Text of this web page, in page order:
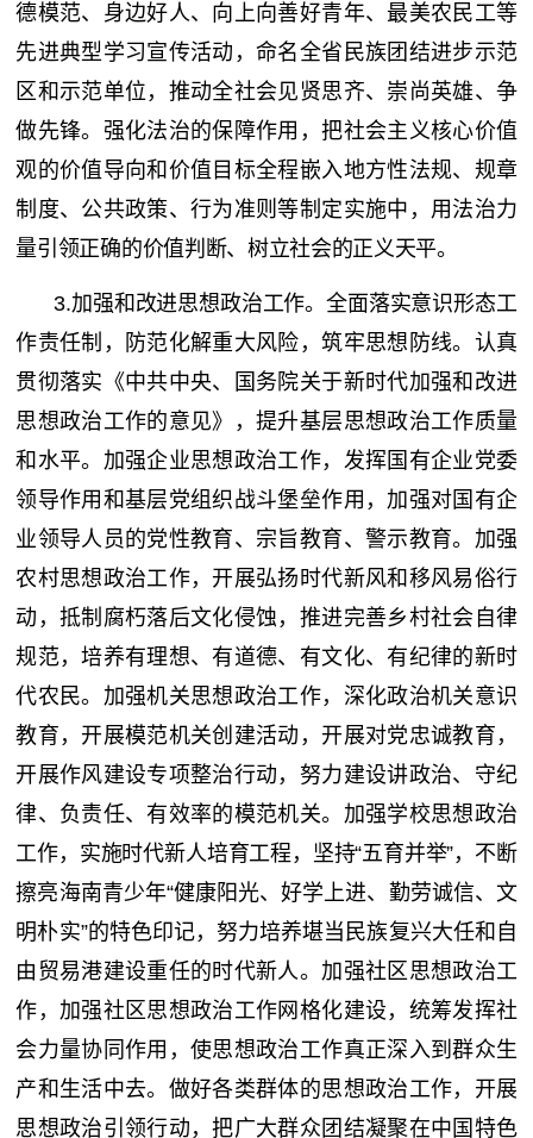
德模范、身边好人、向上向善好青年、最美农民工等
先进典型学习宣传活动，命名全省民族团结进步示范
区和示范单位，推动全社会见贤思齐、崇尚英雄、争
做先锋。强化法治的保障作用，把社会主义核心价值
观的价值导向和价值目标全程嵌入地方性法规、规章
制度、公共政策、行为准则等制定实施中，用法治力
量引领正确的价值判断、树立社会的正义天平。
3.加强和改进思想政治工作。全面落实意识形态工
作责任制，防范化解重大风险，筑牢思想防线。认真
贯彻落实《中共中央、国务院关于新时代加强和改进
思想政治工作的意见》，提升基层思想政治工作质量
和水平。加强企业思想政治工作，发挥国有企业党委
领导作用和基层党组织战斗堡垒作用，加强对国有企
业领导人员的党性教育、宗旨教育、警示教育。加强
农村思想政治工作，开展弘扬时代新风和移风易俗行
动，抵制腐朽落后文化侵蚀，推进完善乡村社会自律
规范，培养有理想、有道德、有文化、有纪律的新时
代农民。加强机关思想政治工作，深化政治机关意识
教育，开展模范机关创建活动，开展对党忠诚教育，
开展作风建设专项整治行动，努力建设讲政治、守纪
律、负责任、有效率的模范机关。加强学校思想政治
工作，实施时代新人培育工程，坚持“五育并举”，不断
擦亮海南青少年“健康阳光、好学上进、勤劳诚信、文
明朴实”的特色印记，努力培养堪当民族复兴大任和自
由贸易港建设重任的时代新人。加强社区思想政治工
作，加强社区思想政治工作网格化建设，统筹发挥社
会力量协同作用，使思想政治工作真正深入到群众生
产和生活中去。做好各类群体的思想政治工作，开展
思想政治引领行动，把广大群众团结凝聚在中国特色